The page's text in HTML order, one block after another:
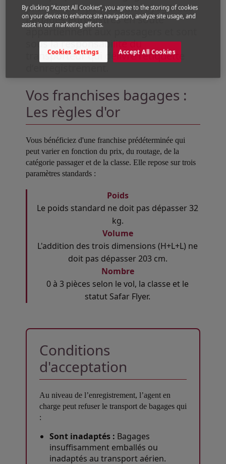
première étape pour un voyage. Les
bagages enregistrés en soute
appartiennent aux passagers et sont
sous la responsabilité du
transporteur qui délivre l’étiquette
Vos franchises bagages :
Les règles d'or
Vous bénéficiez d'une franchise prédéterminée qui
peut varier en fonction du prix, du routage, de la
catégorie passager et de la classe. Elle repose sur trois
paramètres standards :
Poids
Le poids standard ne doit pas dépasser 32
kg.
Volume
L'addition des trois dimensions (H+L+L) ne
doit pas dépasser 203 cm.
Nombre
0 à 3 pièces selon le vol, la classe et le
statut Safar Flyer.
Conditions
d'acceptation
Au niveau de l’enregistrement, l’agent en
charge peut refuser le transport de bagages qui
:
Sont inadaptés : Bagages
insuffisamment emballés ou
inadaptés au transport aérien.
By clicking “Accept All Cookies”, you agree to the storing of cookies
on your device to enhance site navigation, analyze site usage, and
assist in our marketing efforts.
Accept All Cookies
Cookies Settings